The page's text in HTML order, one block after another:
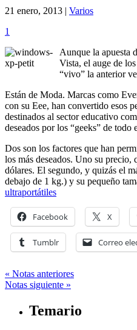
21 enero, 2013 | Varios
1
Aunque la apuesta
Vista, el auge de
“vivo” la anterior
Están de Moda. Marcas como
con su Eee, han convertido esos
destinados al sector educativo
deseados por los “geeks” de todo
Dos son los factores que han
los más deseados. Uno su
dólares. El segundo, y quizás el
debajo de 1 kg.) y su pequeño
ultraportátiles
Facebook X
Tumblr Correo
« Notas anteriores
Notas siguiente »
Temario